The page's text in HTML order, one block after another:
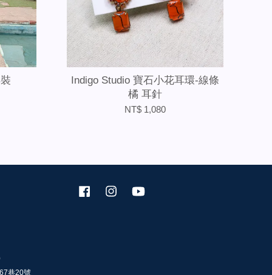
Indigo Studio 寶石小花耳環-線條
橘 耳針
NT$ 1,080
巷20號
Facebook Instagram